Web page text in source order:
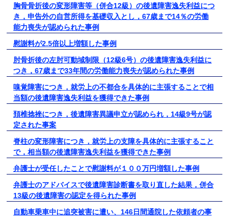
胸骨骨折後の変形障害等（併合12級）の後遺障害逸失利益につ
き，申告外の自営所得を基礎収入とし，67歳まで14％の労働
能力喪失が認められた事例
慰謝料が2.5倍以上増額した事例
肘骨折後の左肘可動域制限（12級6号）の後遺障害逸失利益に
つき，67歳まで33年間の労働能力喪失が認められた事例
嗅覚障害につき，就労上の不都合を具体的に主張することで相
当額の後遺障害逸失利益を獲得できた事例
頚椎捻挫につき，後遺障害異議申立が認められ，14級9号が認
定された事案
脊柱の変形障害につき，就労上の支障を具体的に主張すること
で，相当額の後遺障害逸失利益を獲得できた事例
弁護士が受任したことで慰謝料が１００万円増額した事例
弁護士のアドバイスで後遺障害診断書を取り直した結果，併合
13級の後遺障害の認定を得られた事例
自動車乗車中に追突被害に遭い、146日間通院した依頼者の事